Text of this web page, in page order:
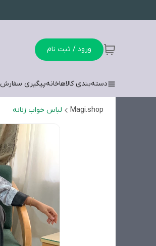
ورود / ثبت نام
دسته‌بندی کالاهاخانهپیگیری سفارش
Magi.shop لباس خواب زنانه